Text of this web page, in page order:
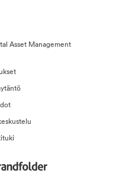
Asset Management